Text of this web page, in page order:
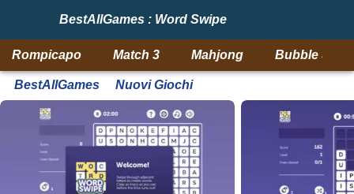
BestAllGames : Word Swipe
Rompicapo Match 3 Mahjong Bubble
BestAllGames Nuovi Giochi